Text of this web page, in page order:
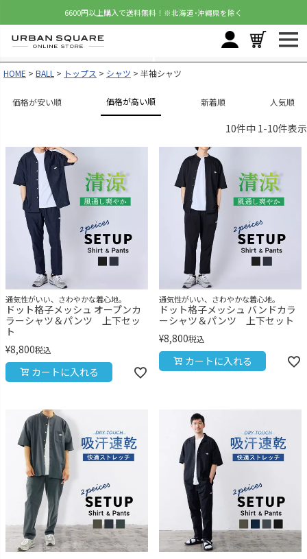
6600円以上購入で送料無料！ ※北海道･沖縄県を除く
HOME BALL トップス シャツ 半袖シャツ
価格が安い順 価格が高い順 新着順 人気順
10件中 1-10件表示
通気性がいい、さわやかな着心地。
ドット格子メッシュ オープンカ
ラーシャツ＆パンツ 上下セッ
ト
¥8,800税込
カートに入れる
通気性がいい、さわやかな着心地。
ドット格子メッシュ バンドカラ
ーシャツ＆パンツ 上下セット
¥8,800税込
カートに入れる